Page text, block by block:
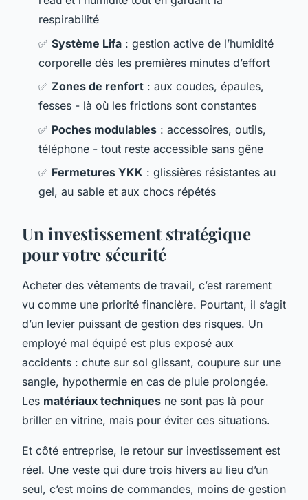
respirabilité
✅ Système Lifa : gestion active de l’humidité
corporelle dès les premières minutes d’effort
✅ Zones de renfort : aux coudes, épaules,
fesses - là où les frictions sont constantes
✅ Poches modulables : accessoires, outils,
téléphone - tout reste accessible sans gêne
✅ Fermetures YKK : glissières résistantes au
gel, au sable et aux chocs répétés
Un investissement stratégique
pour votre sécurité
Acheter des vêtements de travail, c’est rarement
vu comme une priorité financière. Pourtant, il s’agit
d’un levier puissant de gestion des risques. Un
employé mal équipé est plus exposé aux
accidents : chute sur sol glissant, coupure sur une
sangle, hypothermie en cas de pluie prolongée.
Les matériaux techniques ne sont pas là pour
briller en vitrine, mais pour éviter ces situations.
Et côté entreprise, le retour sur investissement est
réel. Une veste qui dure trois hivers au lieu d’un
seul, c’est moins de commandes, moins de gestion